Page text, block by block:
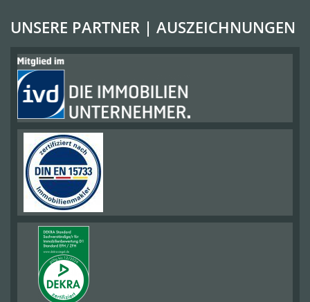
UNSERE PARTNER | AUSZEICHNUNGEN